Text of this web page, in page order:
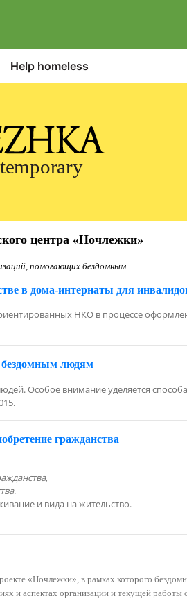
Help homeless
центра «Ночлежки»
помогающих бездомным
в дома-интернаты для
НКО в процессе
бездомным людям
Особое внимание уделяется
гражданства
,
.
и вида на жительство.
«Ночлежки», в рамках которого
и аспектах организации и текущей работы